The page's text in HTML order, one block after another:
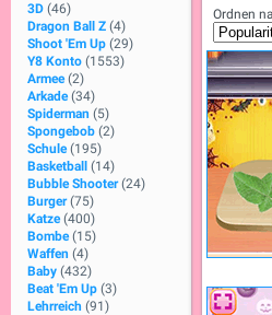
3D (46)
Dragon Ball Z (4)
Shoot 'Em Up (29)
Y8 Konto (1553)
Armee (2)
Arkade (34)
Spiderman (5)
Spongebob (2)
Schule (195)
Basketball
(14)
Bubble Shooter (24)
Burger (75)
Katze (400)
Bombe (15)
Waffen (4)
Baby (432)
Beat 'Em Up (3)
Lehrreich (91)
Ordnen